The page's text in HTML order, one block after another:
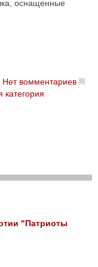
оснащенные
Нет вомментариев
"Патриоты